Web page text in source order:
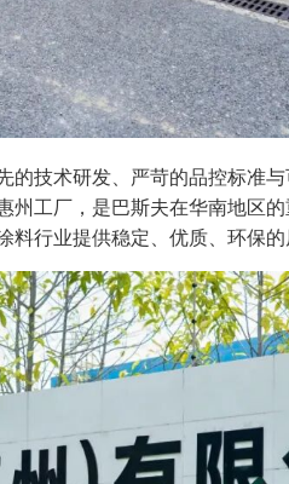
的技术研发、严苛的品控标准
工厂，是巴斯夫在华南地区
行业提供稳定、优质、环保的